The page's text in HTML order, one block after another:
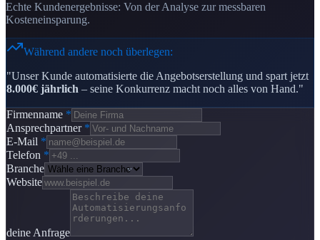
Echte Kundenergebnisse: Von der Analyse zur messbaren
Kosteneinsparung.
Während andere noch überlegen:
"Unser Kunde automatisierte die Angebotserstellung und spart jetzt
8.000€ jährlich – seine Konkurrenz macht noch alles von Hand."
Firmenname *
Ansprechpartner *
E-Mail *
Telefon *
Branche
Website
deine Anfrage